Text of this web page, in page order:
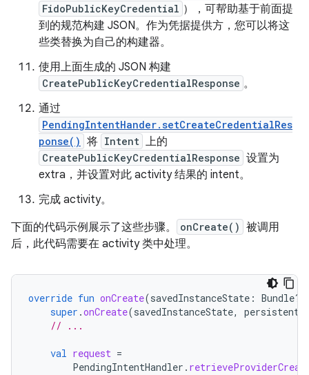
FidoPublicKeyCredential ），可帮助基于前面提
到的规范构建 JSON。作为凭据提供方，您可以将这
些类替换为自己的构建器。
使用上面生成的 JSON 构建
CreatePublicKeyCredentialResponse 。
通过
PendingIntentHander.setCreateCredentialRes
ponse() 将 Intent 上的
CreatePublicKeyCredentialResponse 设置为
extra，并设置对此 activity 结果的 intent。
完成 activity。
下面的代码示例展示了这些步骤。
onCreate() 被调用
后，此代码需要在 activity 类中处理。
override fun onCreate(savedInstanceState : Bundle?,
super .onCreate(savedInstanceState,
// ...
val request =
PendingIntentHandler .